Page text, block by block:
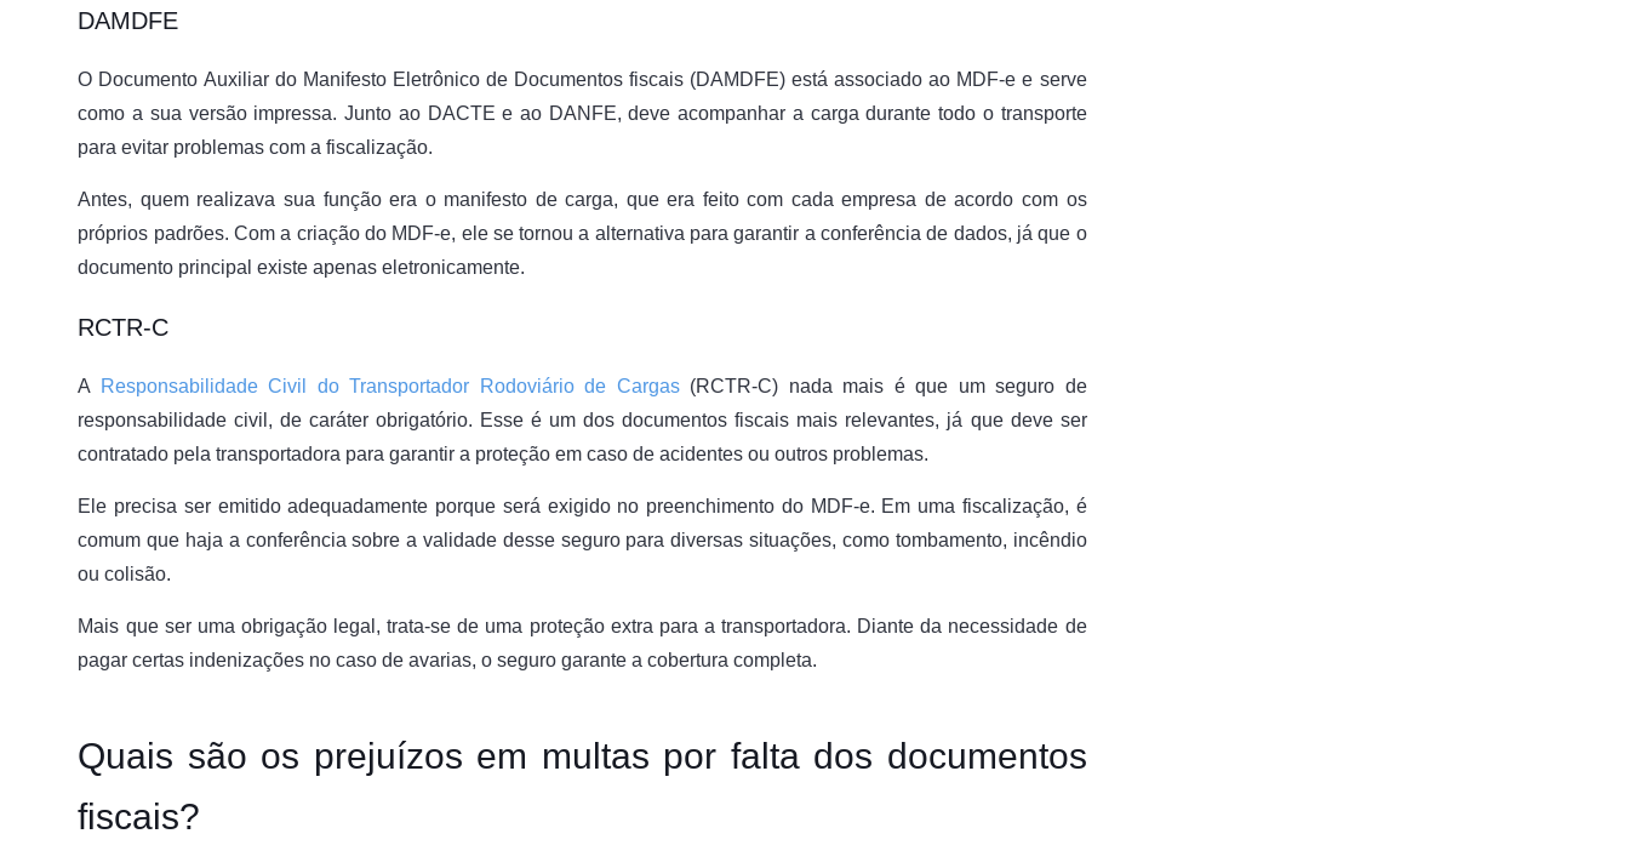
DAMDFE
O Documento Auxiliar do Manifesto Eletrônico de Documentos fiscais (DAMDFE) está associado ao MDF-e e serve
como a sua versão impressa. Junto ao DACTE e ao DANFE, deve acompanhar a carga durante todo o transporte
para evitar problemas com a fiscalização.
Antes, quem realizava sua função era o manifesto de carga, que era feito com cada empresa de acordo com os
próprios padrões. Com a criação do MDF-e, ele se tornou a alternativa para garantir a conferência de dados, já que o
documento principal existe apenas eletronicamente.
RCTR-C
A Responsabilidade Civil do Transportador Rodoviário de Cargas(RCTR-C) nada mais é que um seguro de
responsabilidade civil, de caráter obrigatório. Esse é um dos documentos fiscais mais relevantes, já que deve ser
contratado pela transportadora para garantir a proteção em caso de acidentes ou outros problemas.
Ele precisa ser emitido adequadamente porque será exigido no preenchimento do MDF-e. Em uma fiscalização, é
comum que haja a conferência sobre a validade desse seguro para diversas situações, como tombamento, incêndio
ou colisão.
Mais que ser uma obrigação legal, trata-se de uma proteção extra para a transportadora. Diante da necessidade de
pagar certas indenizações no caso de avarias, o seguro garante a cobertura completa.
Quais são os prejuízos em multas por falta dos documentos
fiscais?